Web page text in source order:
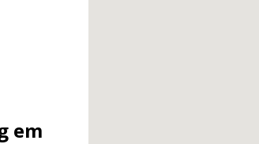
em